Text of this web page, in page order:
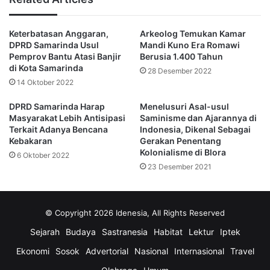
merupakan gambaran dari 94% populasi Hispanik di kota
itu, dengan tingkat kehamilan remaja yang lebih tinggi.
sejumlah pakar menyinggung soal aturan aborsi yang ketat
di negara bagian itu, serta fakta bahwa pendidikan seks
POTRET- Bayi yang ada di SMA Lincoln Park. . Foto: BBC
Sebanyak 58% sekolah negeri Texas mengajarkan
sekali, menurut Texas Freedom Network.
“Selama kita tidak menyampaikan informasi itu kepada
Keterbatasan Anggaran,
DPRD Samarinda Usul
Pemprov Bantu Atasi Banjir
di Kota Samarinda
14 Oktober 2022
Arkeolog Temukan Kamar
Mandi Kuno Era Romawi
Berusia 1.400 Tahun
28 Desember 2022
DPRD Samarinda Harap
Masyarakat Lebih Antisipasi
Terkait Adanya Bencana
Kebakaran
6 Oktober 2022
Menelusuri Asal-usul
Saminisme dan Ajarannya di
Indonesia, Dikenal Sebagai
Gerakan Penentang
Kolonialisme di Blora
23 Desember 2021
© Copyright 2026 Idenesia, All Rights Reserved
Sejarah Budaya Sastranesia Habitat Lektur
Iptek
Ekonomi
Sosok Advertorial Nasional Internasional
Travel